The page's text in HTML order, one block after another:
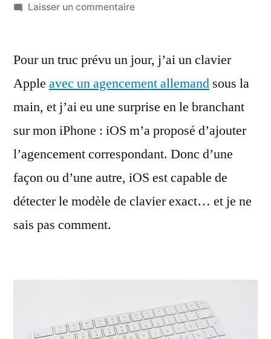
par
Laisser un commentairesur
à
la
langue
d’un
clavier
Magic
Keyboard
iOS
Pour un truc prévu un jour, j’ai un clavier
Apple avec un agencement allemand sous la
main, et j’ai eu une surprise en le branchant
sur mon iPhone : iOS m’a proposé d’ajouter
l’agencement correspondant. Donc d’une
façon ou d’une autre, iOS est capable de
détecter le modèle de clavier exact… et je ne
sais pas comment.